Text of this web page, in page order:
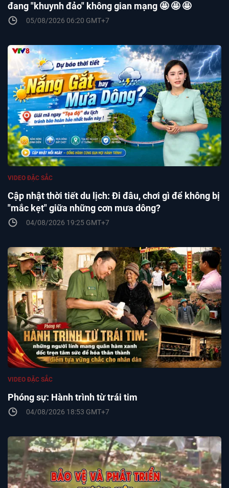
đang "khuynh đảo" không gian mạng 🤩 🤩 🤩
05/08/2026 06:20 GMT+7
Cập nhật thời tiết du lịch: Đi đâu, chơi gì để không bị
"mắc kẹt" giữa những cơn mưa dông?
VIDEO ĐẶC SẮC
04/08/2026 19:25 GMT+7
Phóng sự: Hành trình từ trái tim
VIDEO ĐẶC SẮC
04/08/2026 18:53 GMT+7